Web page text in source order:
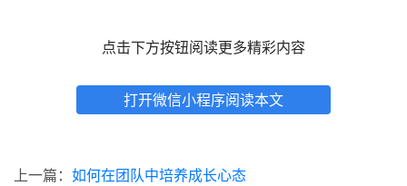
点击下方按钮阅读更多精彩内容
打开微信小程序阅读本文
上一篇： 如何在团队中培养成长心态